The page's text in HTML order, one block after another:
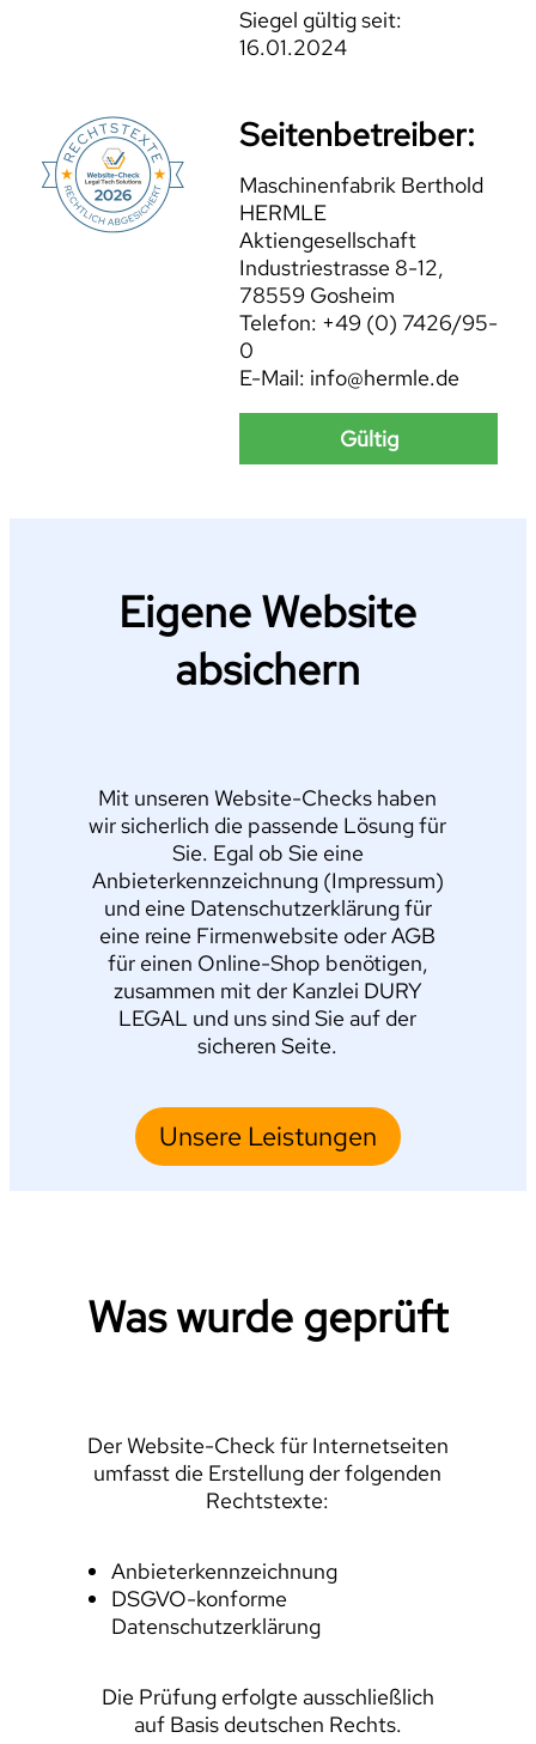
Siegel gültig seit:
16.01.2024
Seitenbetreiber:
Maschinenfabrik Berthold
HERMLE
Aktiengesellschaft
Industriestrasse 8-12,
78559 Gosheim
Telefon: +49 (0) 7426/95-
0
E-Mail: info@hermle.de
Gültig
Eigene Website
absichern
Mit unseren Website-Checks haben
wir sicherlich die passende Lösung für
Sie. Egal ob Sie eine
Anbieterkennzeichnung (Impressum)
und eine Datenschutzerklärung für
eine reine Firmenwebsite oder AGB
für einen Online-Shop benötigen,
zusammen mit der Kanzlei DURY
LEGAL und uns sind Sie auf der
sicheren Seite.
Unsere Leistungen
Was wurde geprüft
Der Website-Check für Internetseiten
umfasst die Erstellung der folgenden
Rechtstexte:
Anbieterkennzeichnung
DSGVO-konforme
Datenschutzerklärung
Die Prüfung erfolgte ausschließlich
auf Basis deutschen Rechts.